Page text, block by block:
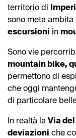
territorio di
sono meta ambita
escursioni in
Sono vie
mountain bike,
permettono di
che oggi
di particolare
In realtà la Via
deviazioni che